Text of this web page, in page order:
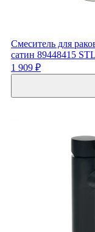
Смеситель для
сатин 89448415
1 909 ₽